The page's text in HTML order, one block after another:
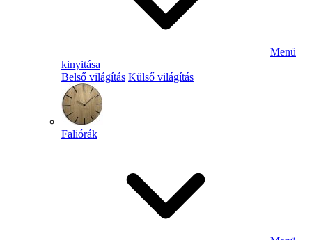
Menü
kinyitása
Belső világítás Külső világítás
Faliórák